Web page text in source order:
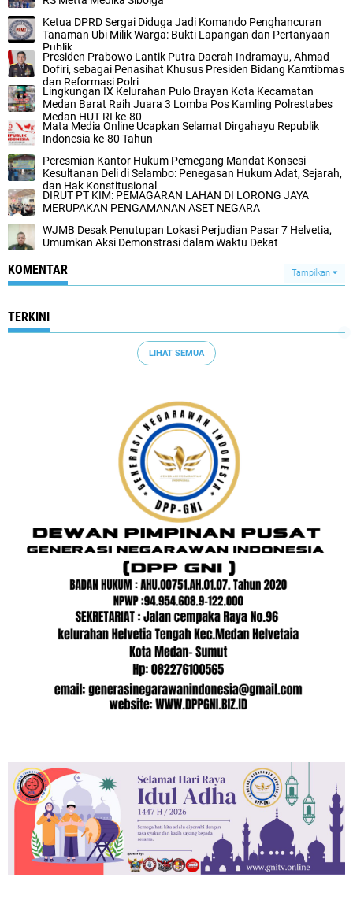
Ketua DPRD Sergai Diduga Jadi Komando Penghancuran
Tanaman Ubi Milik Warga: Bukti Lapangan dan Pertanyaan
Publik
Presiden Prabowo Lantik Putra Daerah Indramayu, Ahmad
Dofiri, sebagai Penasihat Khusus Presiden Bidang Kamtibmas
dan Reformasi Polri
Lingkungan IX Kelurahan Pulo Brayan Kota Kecamatan
Medan Barat Raih Juara 3 Lomba Pos Kamling Polrestabes
Medan HUT RI ke-80
Mata Media Online Ucapkan Selamat Dirgahayu Republik
Indonesia ke-80 Tahun
Peresmian Kantor Hukum Pemegang Mandat Konsesi
Kesultanan Deli di Selambo: Penegasan Hukum Adat, Sejarah,
dan Hak Konstitusional
DIRUT PT KIM: PEMAGARAN LAHAN DI LORONG JAYA
MERUPAKAN PENGAMANAN ASET NEGARA
WJMB Desak Penutupan Lokasi Perjudian Pasar 7 Helvetia,
Umumkan Aksi Demonstrasi dalam Waktu Dekat
KOMENTAR Tampilkan
TERKINI
LIHAT SEMUA